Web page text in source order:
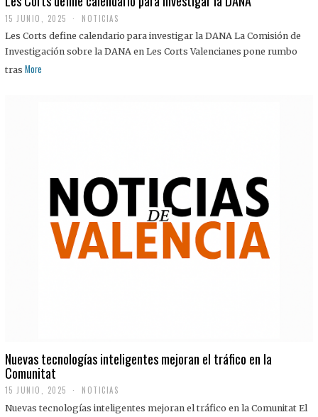
15 JUNIO, 2025 NOTICIAS
Les Corts define calendario para investigar la DANA La Comisión de
Investigación sobre la DANA en Les Corts Valencianes pone rumbo
tras More
Nuevas tecnologías inteligentes mejoran el tráfico en la
Comunitat
15 JUNIO, 2025 NOTICIAS
Nuevas tecnologías inteligentes mejoran el tráfico en la Comunitat El